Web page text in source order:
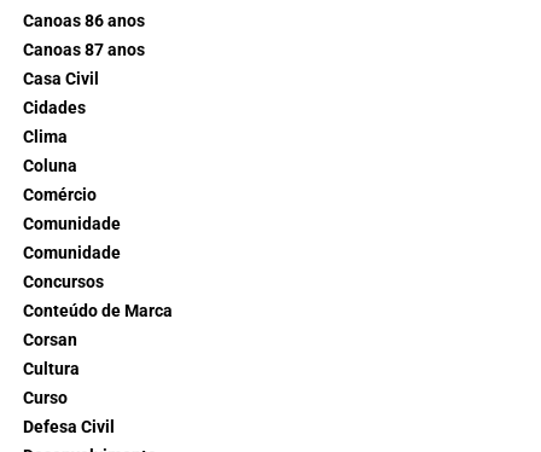
Canoas 86 anos
Canoas 87 anos
Casa Civil
Cidades
Clima
Coluna
Comércio
Comunidade
Comunidade
Concursos
Conteúdo de Marca
Corsan
Cultura
Curso
Defesa Civil